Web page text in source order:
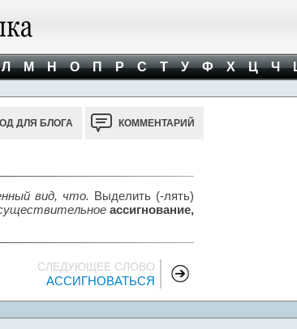
М Н О П Р С Т У Ф Х Ц Ч
ДЛЯ БЛОГА КОММЕНТАРИЙ
вид, что. Выделить (-лять)
ассигнование,
СЛЕДУЮЩЕЕ СЛОВО
АССИГНОВАТЬСЯ